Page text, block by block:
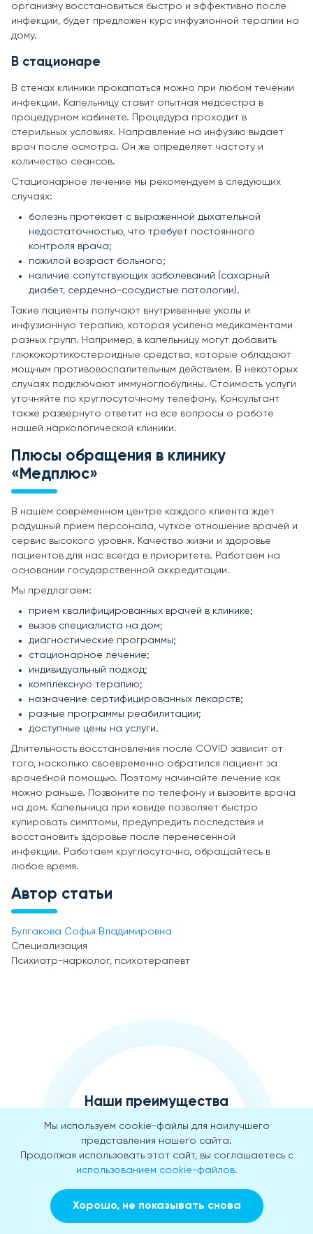
организму восстановиться быстро и эффективно после
инфекции, будет предложен курс инфузионной терапии на
дому.
В стационаре
В стенах клиники прокапаться можно при любом течении
инфекции. Капельницу ставит опытная медсестра в
процедурном кабинете. Процедура проходит в
стерильных условиях. Направление на инфузию выдает
врач после осмотра. Он же определяет частоту и
количество сеансов.
Стационарное лечение мы рекомендуем в следующих
случаях:
болезнь протекает с выраженной дыхательной
недостаточностью, что требует постоянного
контроля врача;
пожилой возраст больного;
наличие сопутствующих заболеваний (сахарный
диабет, сердечно-сосудистые патологии).
Такие пациенты получают внутривенные уколы и
инфузионную терапию, которая усилена медикаментами
разных групп. Например, в капельницу могут добавить
глюкокортикостероидные средства, которые обладают
мощным противовоспалительным действием. В некоторых
случаях подключают иммуноглобулины. Стоимость услуги
уточняйте по круглосуточному телефону. Консультант
также развернуто ответит на все вопросы о работе
нашей наркологической клиники.
Плюсы обращения в клинику
«Медплюс»
В нашем современном центре каждого клиента ждет
радушный прием персонала, чуткое отношение врачей и
сервис высокого уровня. Качество жизни и здоровье
пациентов для нас всегда в приоритете. Работаем на
основании государственной аккредитации.
Мы предлагаем:
прием квалифицированных врачей в клинике;
вызов специалиста на дом;
диагностические программы;
стационарное лечение;
индивидуальный подход;
комплексную терапию;
назначение сертифицированных лекарств;
разные программы реабилитации;
доступные цены на услуги.
Длительность восстановления после COVID зависит от
того, насколько своевременно обратился пациент за
врачебной помощью. Поэтому начинайте лечение как
можно раньше. Позвоните по телефону и вызовите врача
на дом. Капельница при ковиде позволяет быстро
купировать симптомы, предупредить последствия и
восстановить здоровье после перенесенной
инфекции. Работаем круглосуточно, обращайтесь в
любое время.
Автор статьи
Булгакова Софья Владимировна
Специализация
Психиатр-нарколог, психотерапевт
Наши преимущества
гарантированы
опытом
Почему люди доверяют нам
свои жизни и здоровье
Мы используем cookie-файлы для наилучшего
представления нашего сайта.
Продолжая использовать этот сайт, вы соглашаетесь с
использованием cookie-файлов.
Хорошо, не показывать снова
Заказать звонок Вызвать врача на дом